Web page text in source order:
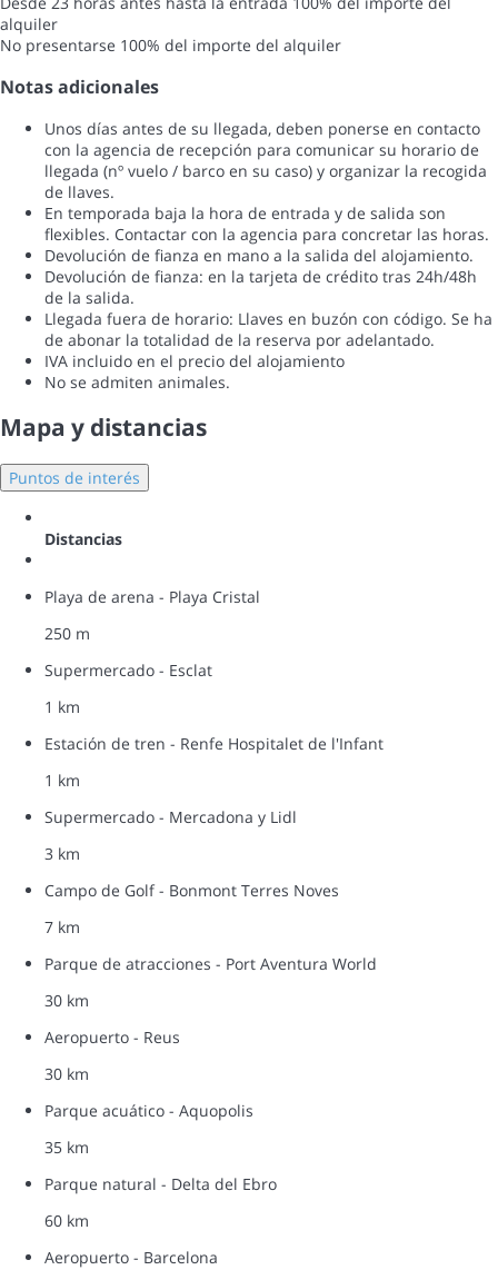
alquiler
No presentarse 100% del importe del alquiler
Notas adicionales
Unos días antes de su llegada, deben ponerse en contacto
con la agencia de recepción para comunicar su horario de
llegada (nº vuelo / barco en su caso) y organizar la recogida
de llaves.
En temporada baja la hora de entrada y de salida son
flexibles. Contactar con la agencia para concretar las horas.
Devolución de fianza en mano a la salida del alojamiento.
Devolución de fianza: en la tarjeta de crédito tras 24h/48h
de la salida.
Llegada fuera de horario: Llaves en buzón con código. Se ha
de abonar la totalidad de la reserva por adelantado.
IVA incluido en el precio del alojamiento
No se admiten animales.
Mapa y distancias
Puntos de interés
Distancias
Playa de arena - Playa Cristal
250 m
Supermercado - Esclat
1 km
Estación de tren - Renfe Hospitalet de l'Infant
1 km
Supermercado - Mercadona y Lidl
3 km
Campo de Golf - Bonmont Terres Noves
7 km
Parque de atracciones - Port Aventura World
30 km
Aeropuerto - Reus
30 km
Parque acuático - Aquopolis
35 km
Parque natural - Delta del Ebro
60 km
Aeropuerto - Barcelona